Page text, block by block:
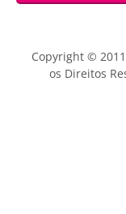
Copyright ©
os Direitos